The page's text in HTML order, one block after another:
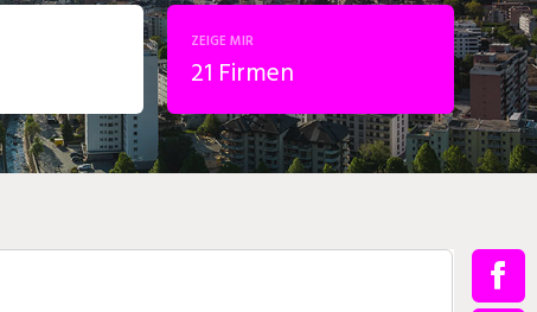
ZEIGE MIR
21 Firmen